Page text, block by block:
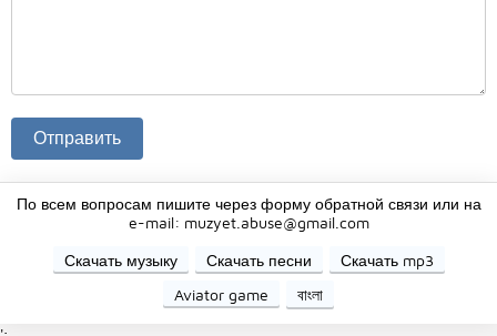
По всем вопросам пишите через форму обратной связи или на
e-mail: muzyet.abuse@gmail.com
Скачать музыку
Скачать песни
Скачать mp3
Aviator game
বাংলা